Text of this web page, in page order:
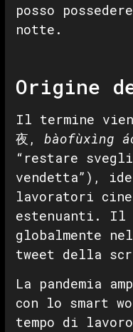
posso
notte.
Origine
Il termine
夜, bàofùxìng
“restare
vendetta”),
lavoratori
estenuanti. Il
globalmente
tweet della
La pandemia
con lo smart
tempo di